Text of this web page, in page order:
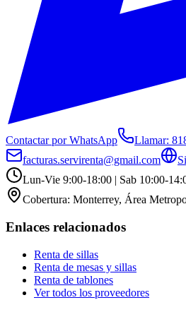
Contactar por WhatsApp Llamar:
facturas.servirenta@gmail.com
Lun-Vie 9:00-18:00 | Sab 10:00-
Cobertura: Monterrey, Área
Enlaces relacionados
Renta de sillas
Renta de mesas y sillas
Renta de tablones
Ver todos los proveedores